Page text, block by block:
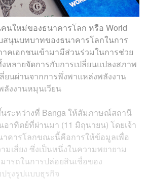
นใหม่ของธนาคารโลก หรือ World
สนุนบทบาทของธนาคารโลกในการ
คเอกชนเข้ามามีส่วนร่วมในการช่วย
หลายจัดการกับการเปลี่ยนแปลงสภาพ
ยนผ่านจากการพึ่งพาแหล่งพลังงาน
ลังงานหมุนเวียน
ระหว่างที่ Banga ให้สัมภาษณ์สถานี
าทิตย์ที่ผ่านมา (11 มิถุนายน) โดยเจ้า
คารโลกขณะนี้คือการให้ข้อมูลเพื่อ
มเสี่ยง ซึ่งเป็นหนึ่งในความพยายาม
ารถในการปล่อยสินเชื่อของ
รุงรูปแบบธุรกิจ